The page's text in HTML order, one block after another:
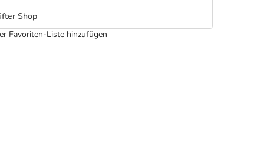
Shop
Favoriten-Liste hinzufügen